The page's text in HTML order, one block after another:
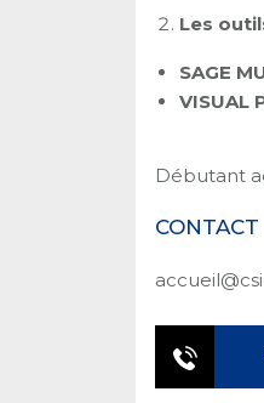
Les
SAGE
VISUAL
Débutant
CONTACT